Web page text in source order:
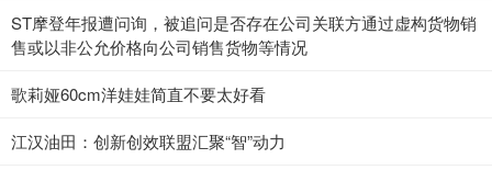
ST摩登年报遭问询，被追问是否存在公司关联方通过虚构货物销
售或以非公允价格向公司销售货物等情况
歌莉娅60cm洋娃娃简直不要太好看
江汉油田：创新创效联盟汇聚“智”动力